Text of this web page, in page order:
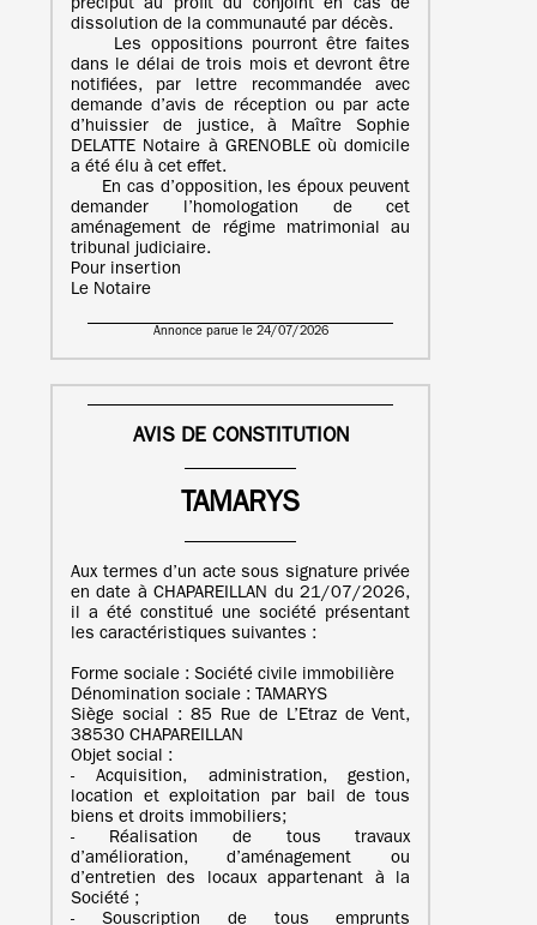
préciput au profit du conjoint en cas de
dissolution de la communauté par décès.
Les oppositions pourront être faites
dans le délai de trois mois et devront être
notifiées, par lettre recommandée avec
demande d’avis de réception ou par acte
d’huissier de justice, à Maître Sophie
DELATTE Notaire à GRENOBLE où domicile
a été élu à cet effet.
En cas d’opposition, les époux peuvent
demander l’homologation de cet
aménagement de régime matrimonial au
tribunal judiciaire.
Pour insertion
Le Notaire
Annonce parue le 24/07/2026
AVIS DE CONSTITUTION
TAMARYS
Aux termes d’un acte sous signature privée
en date à CHAPAREILLAN du 21/07/2026,
il a été constitué une société présentant
les caractéristiques suivantes :
Forme sociale : Société civile immobilière
Dénomination sociale : TAMARYS
Siège social : 85 Rue de L’Etraz de Vent,
38530 CHAPAREILLAN
Objet social :
- Acquisition, administration, gestion,
location et exploitation par bail de tous
biens et droits immobiliers;
- Réalisation de tous travaux
d’amélioration, d’aménagement ou
d’entretien des locaux appartenant à la
Société ;
- Souscription de tous emprunts